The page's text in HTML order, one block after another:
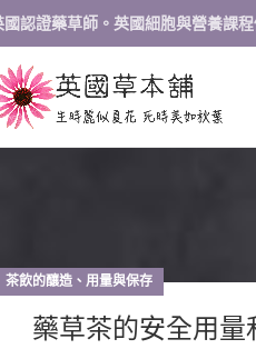
國認證藥草師。英國細胞與營養課
茶飲的釀造、用量與保存
藥草茶的安全用量